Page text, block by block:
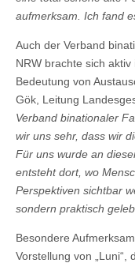
aufmerksam. Ich fand
Auch der Verband
NRW brachte sich
Bedeutung von
Gök, Leitung
Verband binationaler
wir uns sehr, dass wir
Für uns wurde an
entsteht dort, wo
Perspektiven sichtbar
sondern praktisch
Besondere
Vorstellung von